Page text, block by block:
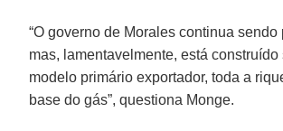
“O governo de Morales continua sendo
mas, lamentavelmente, está construído
modelo primário exportador, toda a
base do gás”, questiona Monge.